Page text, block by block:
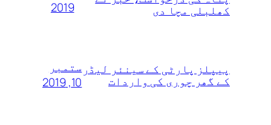
کھلبلی مچا دی
2019
پیپلز پارٹی کے سینئر لیڈر
کے گھر چوری کی واردات
ستمبر
10, 2019